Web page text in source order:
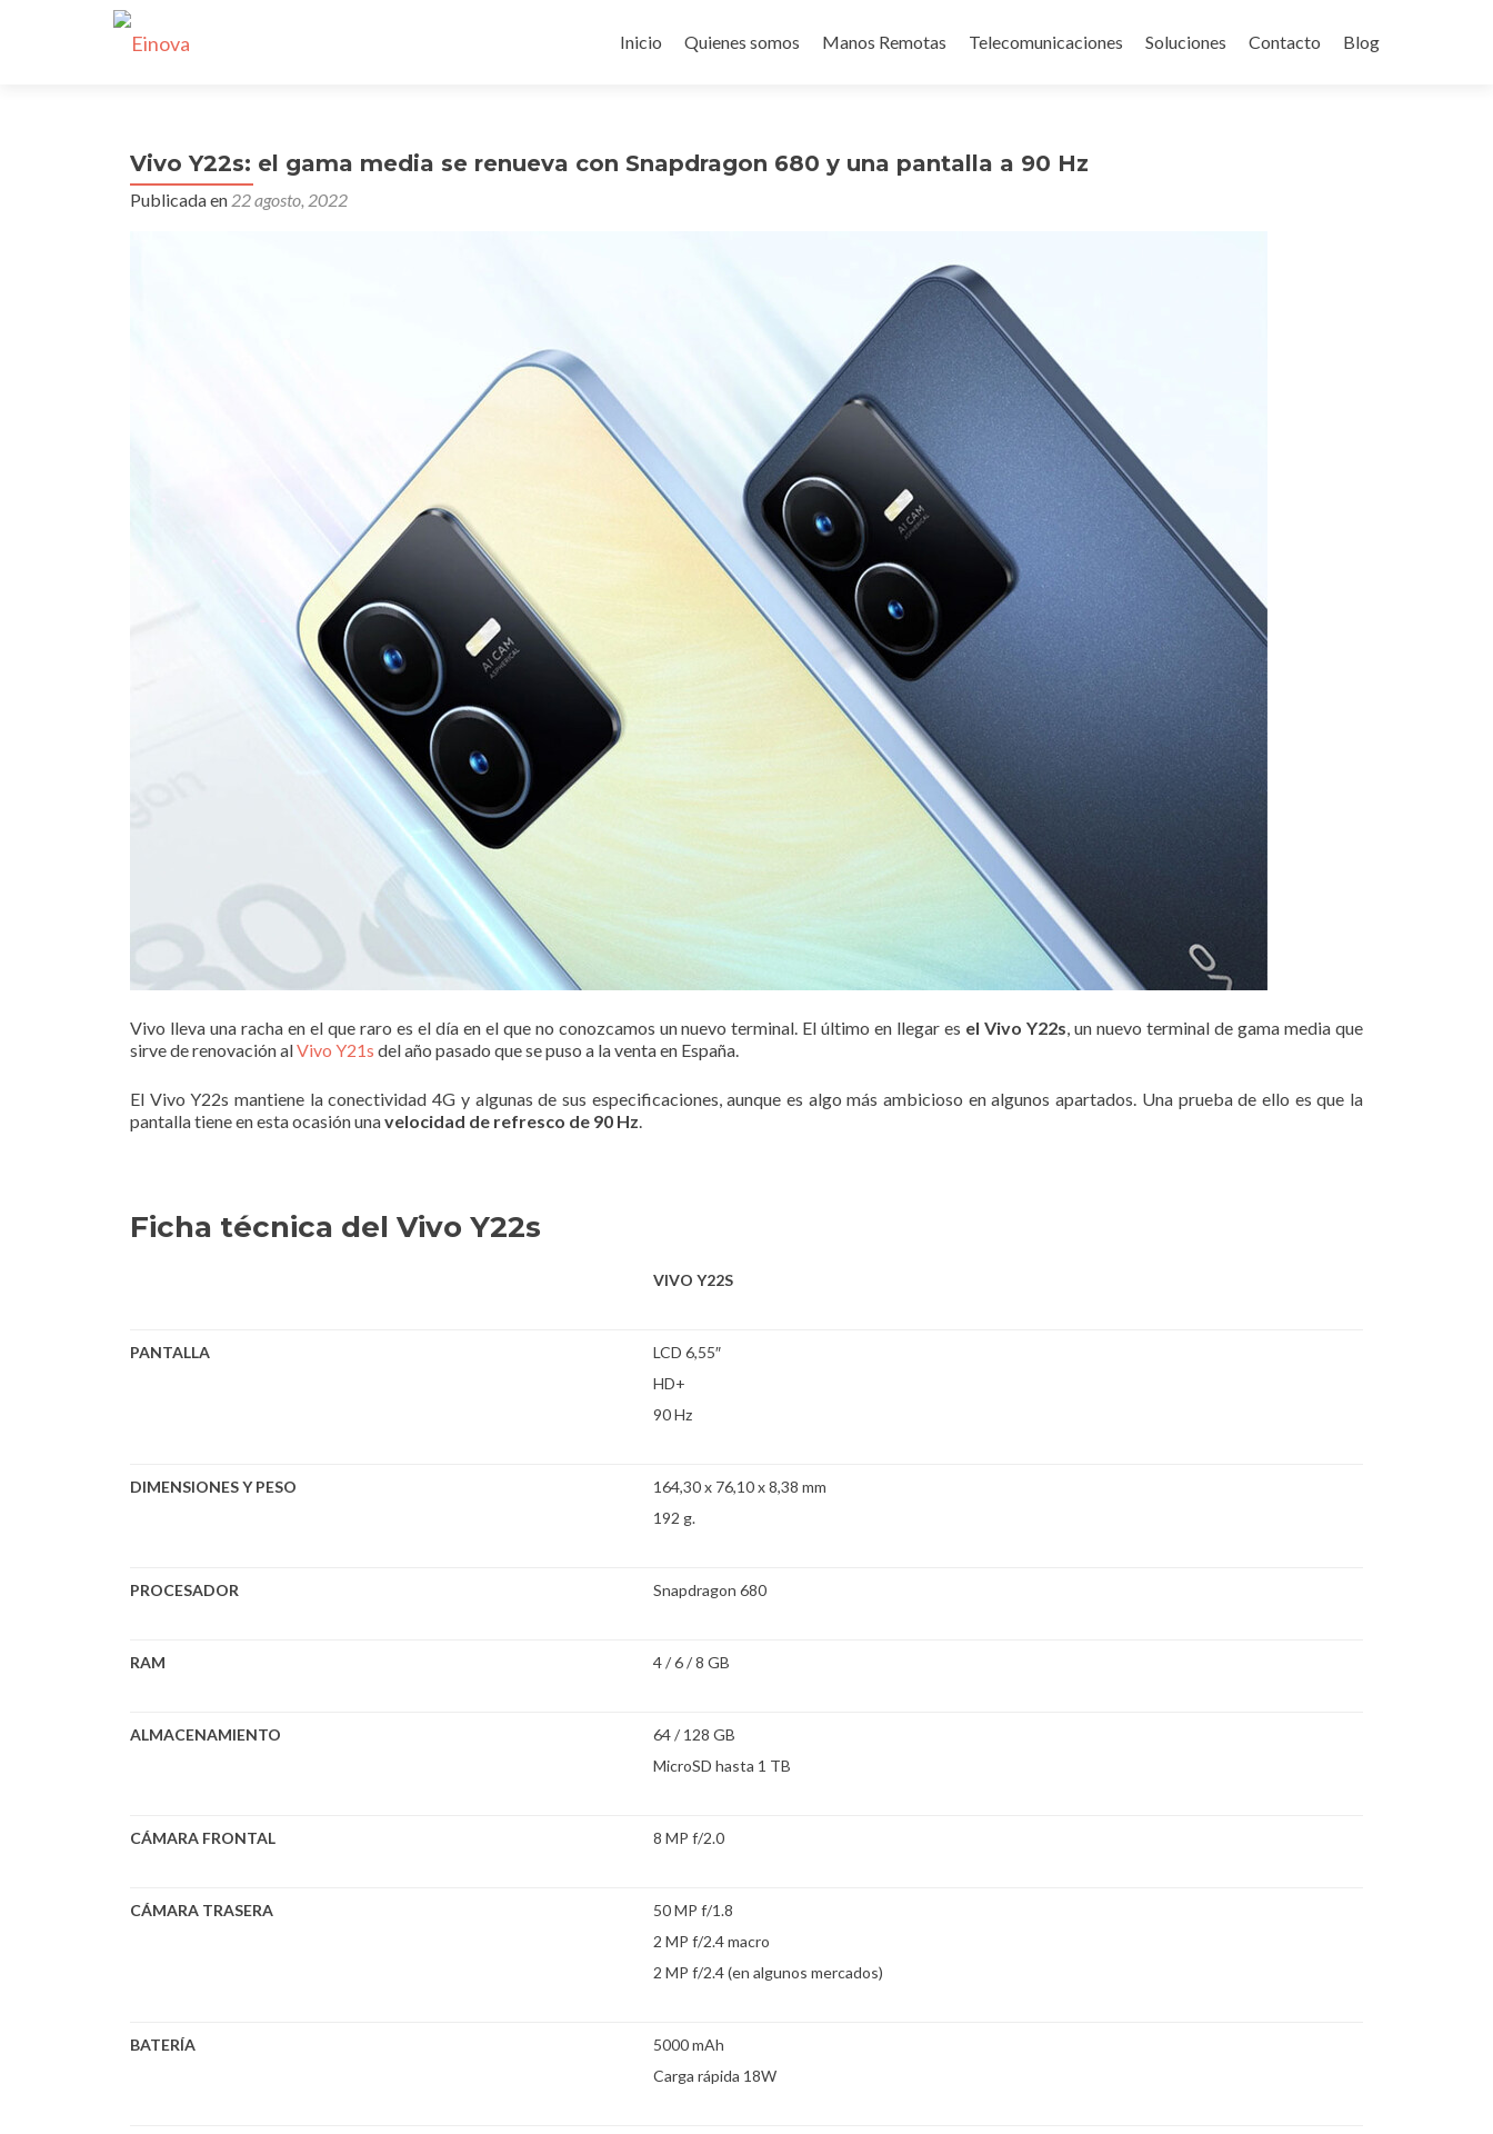
al
Inicio Quienes somos Manos Remotas Telecomunicaciones Soluciones Contacto Blog
Vivo Y22s: el gama media se renueva con Snapdragon 680 y una pantalla a 90 Hz
Publicada en 22 agosto, 2022
Vivo lleva una racha en el que raro es el día en el que no conozcamos un nuevo terminal. El último en llegar es el Vivo Y22s, un nuevo terminal de gama media que
sirve de renovación alVivo Y21s del año pasado que se puso a la venta en España.
El Vivo Y22s mantiene la conectividad 4G y algunas de sus especificaciones, aunque es algo más ambicioso en algunos apartados. Una prueba de ello es que la
pantalla tiene en esta ocasión unavelocidad de refresco de 90 Hz.
Ficha técnica del Vivo Y22s
VIVO Y22S
PANTALLA
LCD 6,55″
HD+
90 Hz
DIMENSIONES Y PESO
164,30 x 76,10 x 8,38 mm
192 g.
PROCESADOR Snapdragon 680
RAM 4 / 6 / 8 GB
ALMACENAMIENTO
64 / 128 GB
MicroSD hasta 1 TB
CÁMARA FRONTAL 8 MP f/2.0
CÁMARA TRASERA
50 MP f/1.8
2 MP f/2.4 macro
2 MP f/2.4 (en algunos mercados)
BATERÍA
5000 mAh
Carga rápida 18W